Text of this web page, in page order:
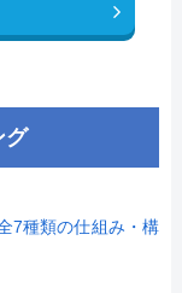
グ
7種類の仕組み・構